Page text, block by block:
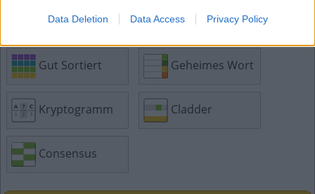
Data Deletion Data Access Privacy Policy
Gut Sortiert Geheimes Wort
Gut Sortiert Geheimes Wort
Kryptogramm Cladder
Consensus